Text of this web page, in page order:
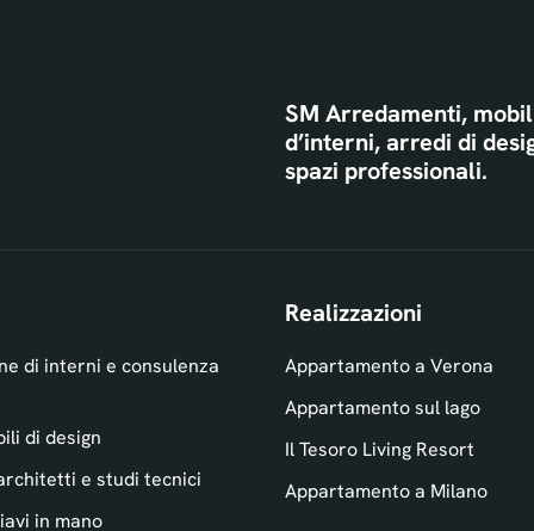
SM Arredamenti,
d’interni, arredi di
spazi professionali.
di interni e consulenza
di design
e studi tecnici
in mano
Realizzazioni
Appartamento a Verona
Appartamento sul lago
Il Tesoro Living Resort
Appartamento a Milano